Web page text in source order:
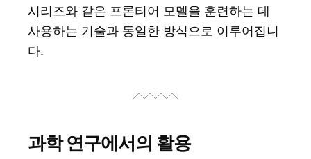
시리즈와 같은 프론티어 모델을 훈련하는 데
사용하는 기술과 동일한 방식으로 이루어집니
다.
과학 연구에서의 활용